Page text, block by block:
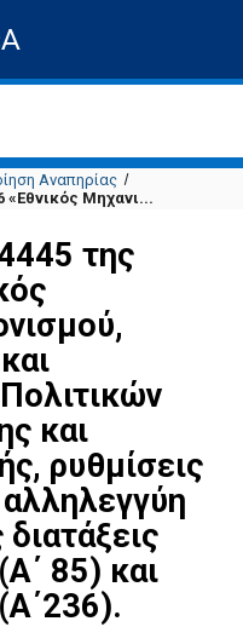
Αναπηρίας
«Εθνικός Μηχανι...
της
και
ρυθμίσεις
αλληλεγγύη
85) και